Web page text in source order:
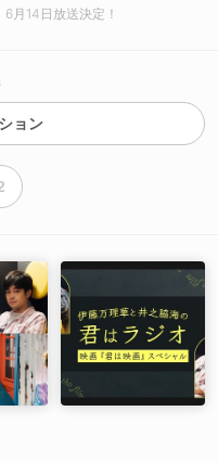
月14日放送決定！
ョン